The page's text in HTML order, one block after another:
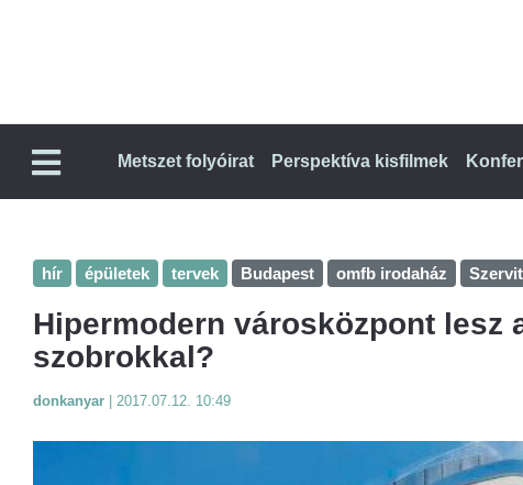
Metszet folyóirat Perspektíva kisfilmek
hír épületek tervek Budapest omfb irodaház
Hipermodern városközpont lesz
szobrokkal?
donkanyar 2017.07.12. 10:49